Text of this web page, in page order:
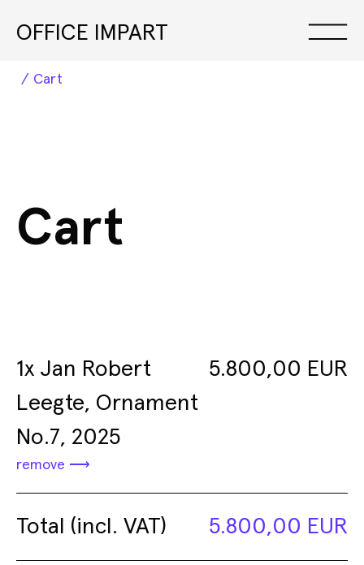
OFFICE IMPART
Cart
Cart
1x Jan Robert
Leegte, Ornament
No.7, 2025
remove
5.800,00 EUR
Total (incl. VAT) 5.800,00 EUR
Exhibitions
Jeff Davis – Mechanical
Drawings